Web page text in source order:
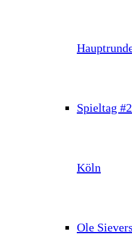
Spieltag
Köln
Ole